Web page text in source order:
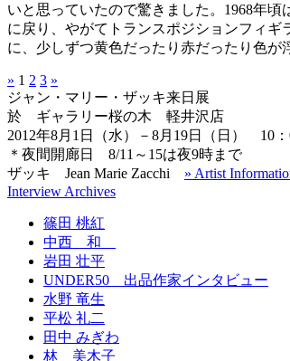
いと思っていたので驚きました。1968年
に戻り、やがてトランスポジションフィギ
に、少しずつ黄色だったり赤だったり色が
» 1 2 3 »
ジャン・マリー・ザッキ来日展
於 ギャラリー桜の木 軽井沢店
2012年8月1日（水）－8月19日（日） 10
＊夜間開廊日 8/11～15は夜9時まで
ザッキ Jean Marie Zacchi » Artist
Interview Archives
篠田 桃紅
中西 和
岩田 壮平
UNDER50 出品作家インタビュー
水野 竜生
平松 礼二
田中 みぎわ
林 美木子